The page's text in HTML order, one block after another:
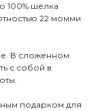
100% шёлка
22 момми
В сложенном
с собой в
подарком для